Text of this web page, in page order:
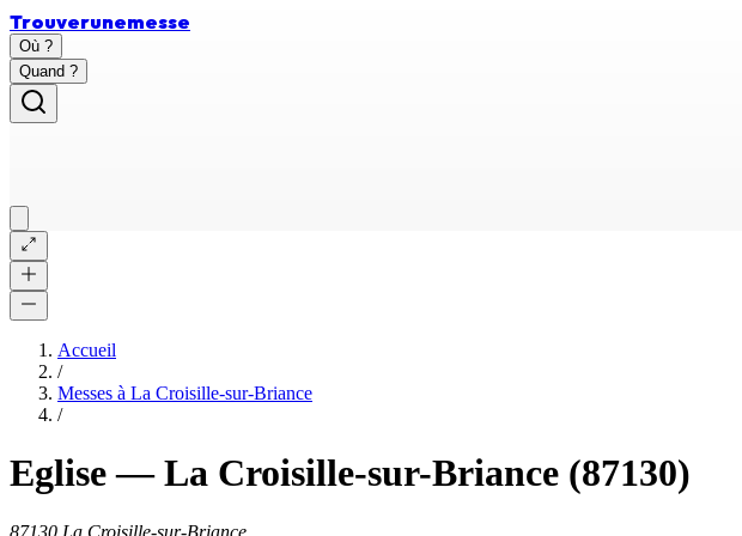
Trouverunemesse
Où ?
Quand ?
Accueil
/
Messes à La Croisille-sur-Briance
/
Eglise—La Croisille-sur-Briance (87130)
87130 La Croisille-sur-Briance